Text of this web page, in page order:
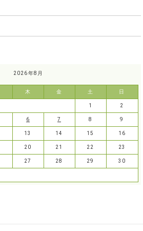
2026年8月
木 金 土 日
1 2
6 7 8 9
13 14 15 16
20 21 22 23
27 28 29 30